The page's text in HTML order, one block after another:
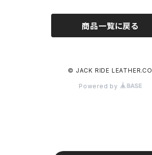
商品一覧に戻る
© JACK RIDE LEATHER.CO
Powered by